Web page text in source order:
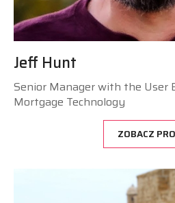
Jeff Hunt
Senior Manager with the User
Mortgage Technology
ZOBACZ